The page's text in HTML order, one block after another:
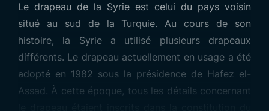
Le drapeau de la Syrie est celui du pays voisin
situé au sud de la Turquie. Au cours de son
histoire, la Syrie a utilisé plusieurs drapeaux
différents. Le drapeau actuellement en usage a été
adopté en 1982 sous la présidence de Hafez el-
Assad. À cette époque, tous les détails concernant